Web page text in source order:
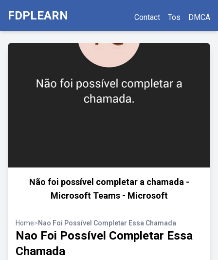
FDPLEARN Contact Tos DMCA
Não foi possível completar a chamada -
Microsoft Teams - Microsoft
Home>Nao Foi Possível Completar Essa Chamada
Nao Foi Possível Completar Essa
Chamada